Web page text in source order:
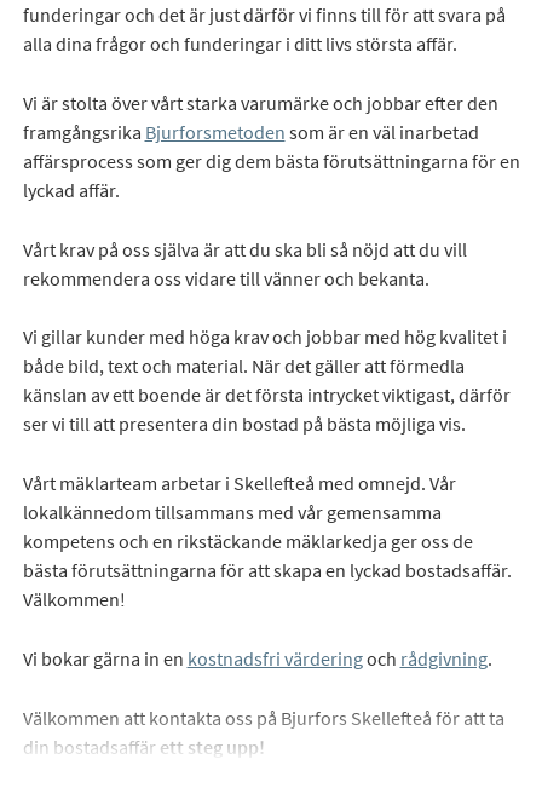
funderingar och det är just därför vi finns till för att svara på
alla dina frågor och funderingar i ditt livs största affär.
Vi är stolta över vårt starka varumärke och jobbar efter den
framgångsrika Bjurforsmetoden som är en väl inarbetad
affärsprocess som ger dig dem bästa förutsättningarna för en
lyckad affär.
Vårt krav på oss själva är att du ska bli så nöjd att du vill
rekommendera oss vidare till vänner och bekanta.
Vi gillar kunder med höga krav och jobbar med hög kvalitet i
både bild, text och material. När det gäller att förmedla
känslan av ett boende är det första intrycket viktigast, därför
ser vi till att presentera din bostad på bästa möjliga vis.
Vårt mäklarteam arbetar i Skellefteå med omnejd. Vår
lokalkännedom tillsammans med vår gemensamma
kompetens och en rikstäckande mäklarkedja ger oss de
bästa förutsättningarna för att skapa en lyckad bostadsaffär.
Välkommen!
Vi bokar gärna in en kostnadsfri värderingoch rådgivning.
Välkommen att kontakta oss på Bjurfors Skellefteå för att ta
din bostadsaffär ett steg upp!